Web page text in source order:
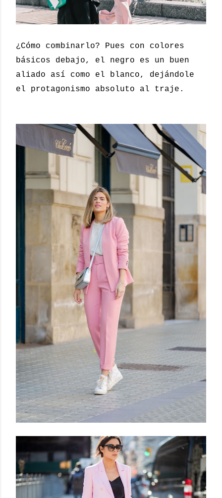
¿Cómo combinarlo? Pues con colores
básicos debajo, el negro es un buen
aliado así como el blanco, dejándole
el protagonismo absoluto al traje.